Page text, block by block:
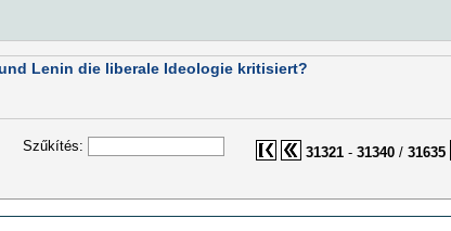
Lenin die liberale Ideologie kritisiert?
Szűkítés: 31321- 31340/ 31635